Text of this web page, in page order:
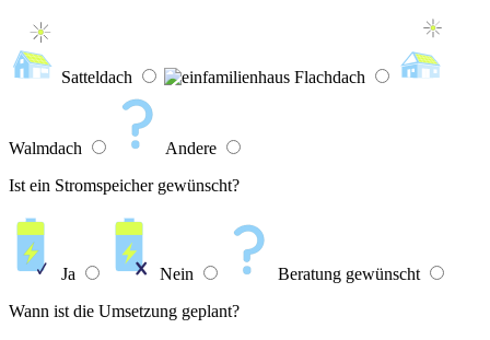
Satteldach Flachdach
Walmdach
Andere
Ist ein Stromspeicher gewünscht?
Ja Nein
Beratung gewünscht
Wann ist die Umsetzung geplant?